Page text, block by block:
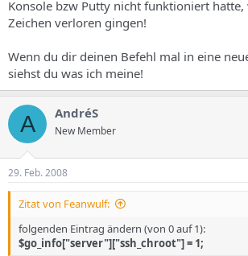
Konsole bzw Putty nicht funktioniert hatte,
Zeichen verloren gingen!
Wenn du dir deinen Befehl mal in eine
siehst du was ich meine!
A AndréS
New Member
29. Feb. 2008
Zitat von Feanwulf:
folgenden Eintrag ändern (von 0 auf 1):
$go_info["server"]["ssh_chroot"] = 1;